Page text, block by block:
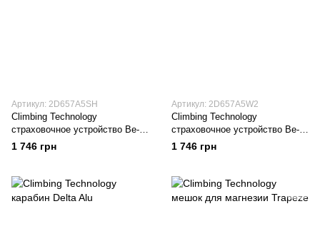
Артикул: 2D657A5SH
Climbing Technology
страховочное устройство Be-
Up dark grey
1 746 грн
Артикул: 2D657A5W2
Climbing Technology
страховочное устройство Be-
Up sky blue
1 746 грн